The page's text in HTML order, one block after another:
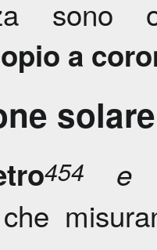
sono
a
solare
454